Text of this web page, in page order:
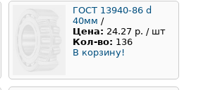
ГОСТ 13940-86 d
40мм /
Цена: 24.27 р. / шт
Кол-во: 136
В корзину!